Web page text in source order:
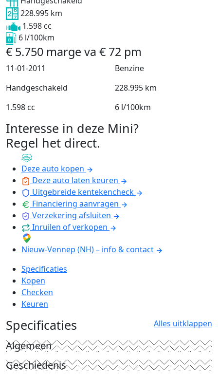
228.995 km
1.598 cc
6 l/100km
€ 5.750 marge va € 72 pm
11-01-2011
Benzine
Handgeschakeld
228.995 km
1.598 cc
6 l/100km
Interesse in deze Mini?
Regel het direct.
Deze auto kopen
Deze auto laten keuren
Uitgebreide kentekencheck
Financiering aanvragen
Verzekering afsluiten
Inruilen of verkopen
Nieuw-Vennep (NH) – info & contact
Specificaties
Kopen
Checken
Keuren
Specificaties Alles uitklappen
Algemeen
Geschiedenis